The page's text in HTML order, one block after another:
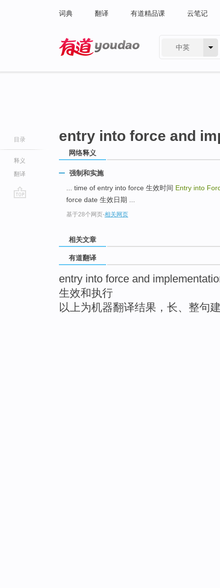
词典 翻译 有道精品课 云笔记
中英
目录
释义
翻译
entry into force and
网络释义
强制和实施
... time of entry into force 生效时间 Entry into
force date 生效日期 ...
基于28个网页-相关网页
相关文章
有道翻译
entry into force and
生效和执行
以上为机器翻译结果，长、整句